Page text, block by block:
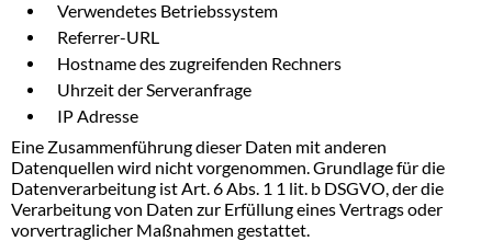
Verwendetes Betriebssystem
Referrer-URL
Hostname des zugreifenden Rechners
Uhrzeit der Serveranfrage
IP Adresse
Eine Zusammenführung dieser Daten mit anderen
Datenquellen wird nicht vorgenommen. Grundlage für die
Datenverarbeitung ist Art. 6 Abs. 1 1 lit. b DSGVO, der die
Verarbeitung von Daten zur Erfüllung eines Vertrags oder
vorvertraglicher Maßnahmen gestattet.